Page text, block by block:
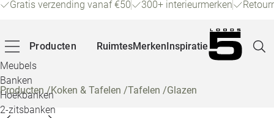
Gratis verzending vanaf €50 300+ interieurmerken
Producten
Meubels
Banken
Hoekbanken
2-zitsbanken
RuimtesMerkenInspiratie
Producten/Koken & Tafelen /Tafelen /Glazen